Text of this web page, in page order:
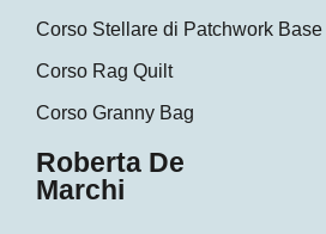
Corso Stellare di Patchwork Base
Corso Rag Quilt
Corso Granny Bag
Roberta De
Marchi